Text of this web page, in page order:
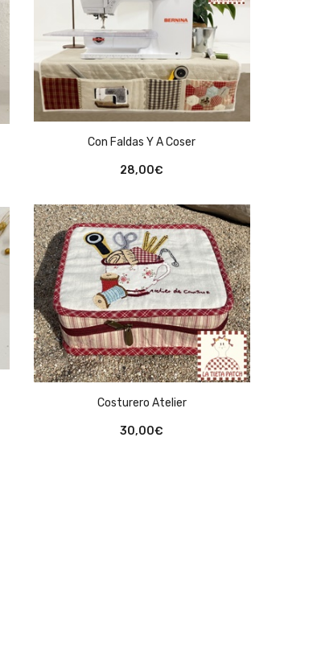
Con Faldas Y A Coser
28,00€
Costurero Atelier
30,00€